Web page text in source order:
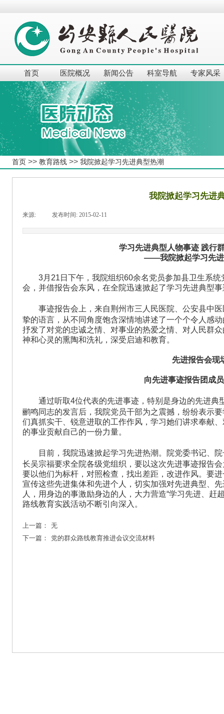
首页 医院概况 新闻公告 科室导航 专家风采
首页 >> 教育路线 >> 我院掀起学习先进典型热潮
我院掀起学习先进
来源: 发布时间: 2015-02-11
学习先进典型人物事迹 践行
——我院掀起学习先
3月 21 日下午，我院组织60余名党员参加县卫生系
会，并借报告会东风，在全院迅速掀起了学习先进典型
事迹报告会上，来自荆州市三人民医院、公安县中
挚的语言，从不同角度饱含深情地讲述了一个个令人感
抒发了对党的忠诚之情、对事业的热爱之情、对人民群
神和心灵的熏陶和洗礼，深受启迪和教育。
先进报告会现
向先进事迹报告团成
通过听取4位代表的先进事迹，特别是身边的先进典
鹂鸣同志的发言后，我院党员干部为之震撼，纷纷表示
们真抓实干、锐意进取的工作作风，学习她们讲求奉献
的事业贡献自己的一份力量。
目前，我院迅速掀起学习先进热潮。院党委书记、
长吴宗福要求全院各级党组织，要以这次先进事迹报告
要以他们为标杆，对照检查，找出差距，改进作风。要
宣传这些先进集体和先进个人，切实加强对先进典型、
人，用身边的事激励身边的人，大力营造“学习先进、赶
路线教育实践活动不断引向深入。
上一篇：
无
下一篇：
党的群众路线教育推进会议交流材料